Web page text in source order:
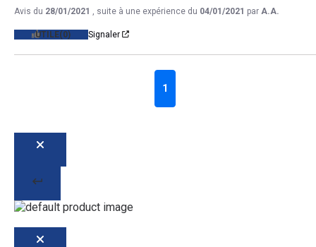
Avis du 28/01/2021 , suite à une expérience du 04/01/2021 par A.A.
UTILE(0) Signaler
1